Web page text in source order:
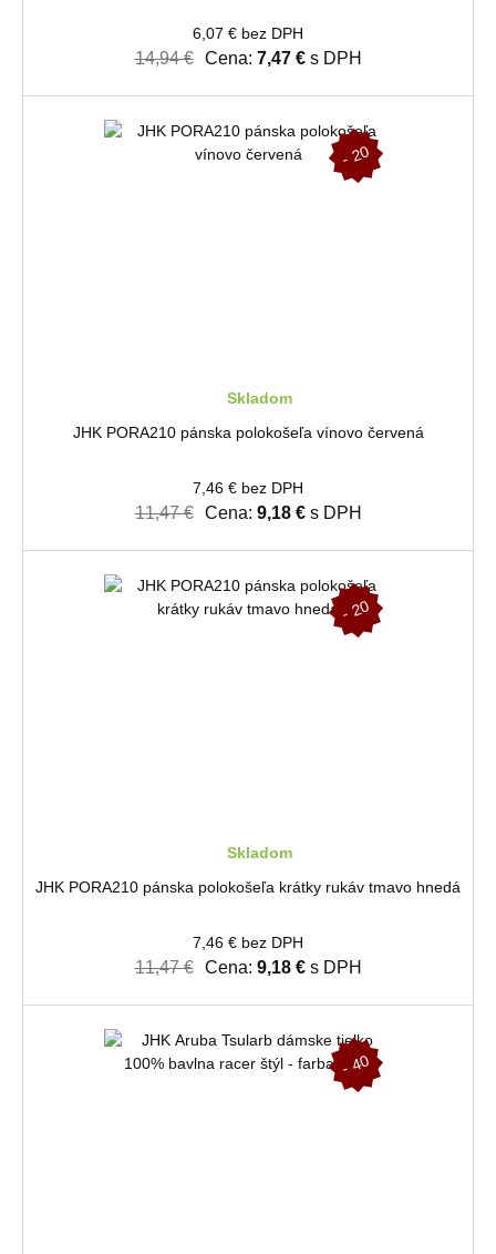
6,07 € bez DPH
14,94 € Cena: 7,47 €s DPH
-
2
0
Skladom
JHK PORA210 pánska polokošeľa vínovo červená
7,46 € bez DPH
11,47 € Cena: 9,18 €s DPH
-
2
0
Skladom
JHK PORA210 pánska polokošeľa krátky rukáv tmavo hnedá
7,46 € bez DPH
11,47 € Cena: 9,18 €s DPH
-
4
0